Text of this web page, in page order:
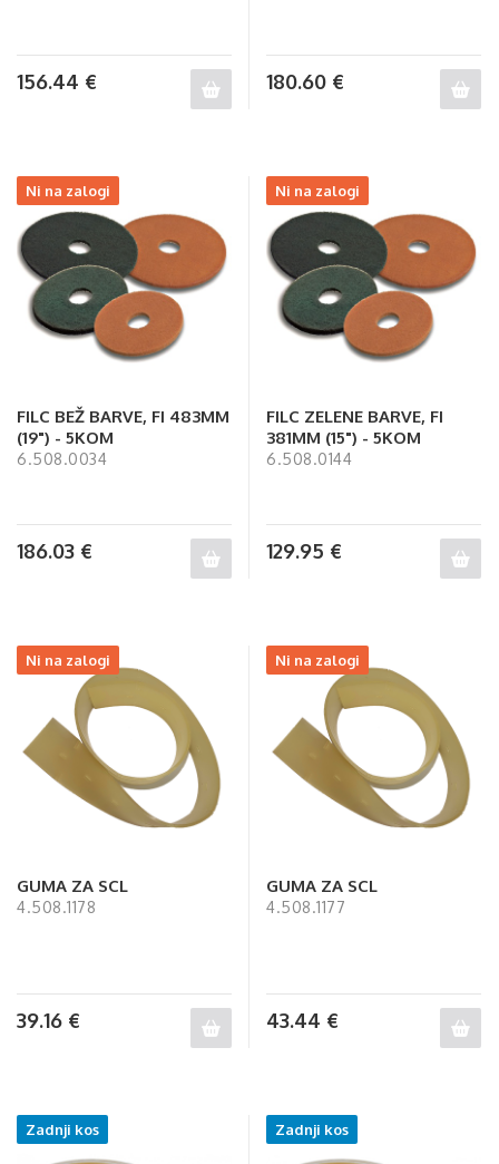
156.44 € 180.60 €
Ni na zalogi
FILC BEŽ BARVE, FI 483MM
(19") - 5KOM
6.508.0034
186.03 €
Ni na zalogi
FILC ZELENE BARVE, FI
381MM (15") - 5KOM
6.508.0144
129.95 €
Ni na zalogi
GUMA ZA SCL
4.508.1178
39.16 €
Ni na zalogi
GUMA ZA SCL
4.508.1177
43.44 €
Zadnji kos Zadnji kos